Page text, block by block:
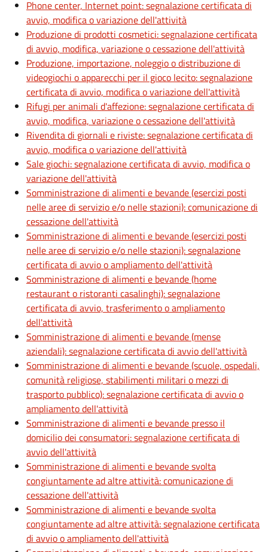
Phone center, Internet point: segnalazione certificata di
avvio, modifica o variazione dell'attività
Produzione di prodotti cosmetici: segnalazione certificata
di avvio, modifica, variazione o cessazione dell'attività
Produzione, importazione, noleggio o distribuzione di
videogiochi o apparecchi per il gioco lecito: segnalazione
certificata di avvio, modifica o variazione dell'attività
Rifugi per animali d'affezione: segnalazione certificata di
avvio, modifica, variazione o cessazione dell'attività
Rivendita di giornali e riviste: segnalazione certificata di
avvio, modifica o variazione dell'attività
Sale giochi: segnalazione certificata di avvio, modifica o
variazione dell'attività
Somministrazione di alimenti e bevande (esercizi posti
nelle aree di servizio e/o nelle stazioni): comunicazione di
cessazione dell'attività
Somministrazione di alimenti e bevande (esercizi posti
nelle aree di servizio e/o nelle stazioni): segnalazione
certificata di avvio o ampliamento dell'attività
Somministrazione di alimenti e bevande (home
restaurant o ristoranti casalinghi): segnalazione
certificata di avvio, trasferimento o ampliamento
dell'attività
Somministrazione di alimenti e bevande (mense
aziendali): segnalazione certificata di avvio dell'attività
Somministrazione di alimenti e bevande (scuole, ospedali,
comunità religiose, stabilimenti militari o mezzi di
trasporto pubblico): segnalazione certificata di avvio o
ampliamento dell'attività
Somministrazione di alimenti e bevande presso il
domicilio dei consumatori: segnalazione certificata di
avvio dell'attività
Somministrazione di alimenti e bevande svolta
congiuntamente ad altre attività: comunicazione di
cessazione dell'attività
Somministrazione di alimenti e bevande svolta
congiuntamente ad altre attività: segnalazione certificata
di avvio o ampliamento dell'attività